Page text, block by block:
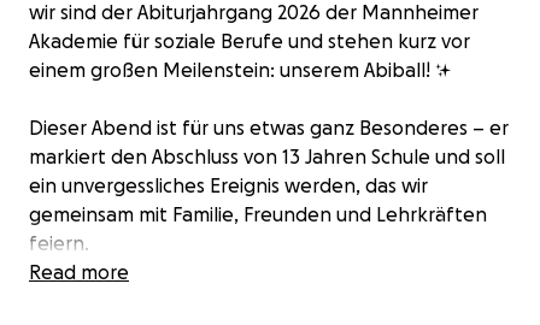
wir sind der Abiturjahrgang 2026 der Mannheimer
Akademie für soziale Berufe und stehen kurz vor
einem großen Meilenstein: unserem Abiball! ✨
Dieser Abend ist für uns etwas ganz Besonderes – er
markiert den Abschluss von 13 Jahren Schule und soll
ein unvergessliches Ereignis werden, das wir
gemeinsam mit Familie, Freunden und Lehrkräften
feiern.
Read more